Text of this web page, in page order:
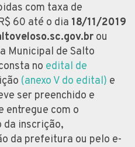
com taxa de
60 até o dia 18/11/2019
ou
Municipal de Salto
no edital de
(anexo V do edital) e
ser preenchido e
entregue com o
da inscrição,
da prefeitura ou pelo e-